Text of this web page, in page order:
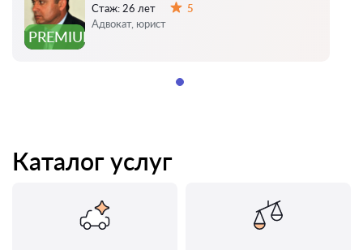
PREMIUM
Стаж: 26 лет
5
Адвокат, юрист
Каталог услуг